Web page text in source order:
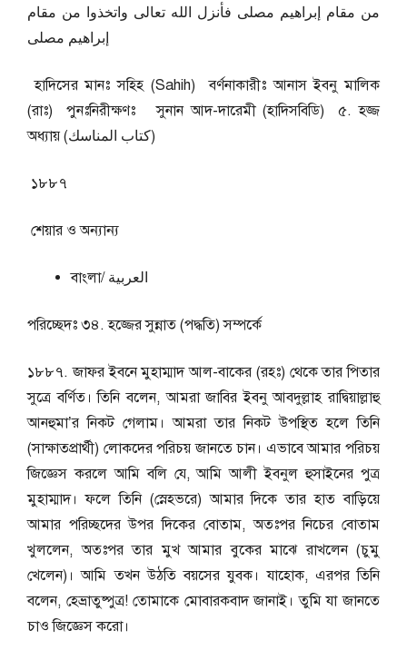
من مقام إبراهيم مصلى فأنزل الله تعالى واتخذوا من مقام
إبراهيم مصلى
হাদিসের মানঃ সহিহ (Sahih) বর্ণনাকারীঃ আনাস ইবনু মালিক
(রাঃ) পুনঃনিরীক্ষণঃ সুনান আদ-দারেমী (হাদিসবিডি) ৫. হজ্জ
অধ্যায় (كتاب المناسك)
১৮৮৭
শেয়ার ও অন্যান্য
বাংলা/ العربية
পরিচ্ছেদঃ ৩৪. হজ্জের সুন্নাত (পদ্ধতি) সম্পর্কে
১৮৮৭. জাফর ইবনে মুহাম্মাদ আল-বাকের (রহঃ) থেকে তার পিতার
সুত্রে বর্ণিত। তিনি বলেন, আমরা জাবির ইবনু আবদুল্লাহ রাদ্বিয়াল্লাহু
আনহুমা’র নিকট গেলাম। আমরা তার নিকট উপস্থিত হলে তিনি
(সাক্ষাতপ্রার্থী) লোকদের পরিচয় জানতে চান। এভাবে আমার পরিচয়
জিজ্ঞেস করলে আমি বলি যে, আমি আলী ইবনুল হুসাইনের পুত্র
মুহাম্মাদ। ফলে তিনি (স্নেহভরে) আমার দিকে তার হাত বাড়িয়ে
আমার পরিচ্ছদের উপর দিকের বোতাম, অতঃপর নিচের বোতাম
খুললেন, অতঃপর তার মুখ আমার বুকের মাঝে রাখলেন (চুমু
খেলেন)। আমি তখন উঠতি বয়সের যুবক। যাহোক, এরপর তিনি
বলেন, হেভ্রাতুষ্পুত্র! তোমাকে মোবারকবাদ জানাই। তুমি যা জানতে
চাও জিজ্ঞেস করো।